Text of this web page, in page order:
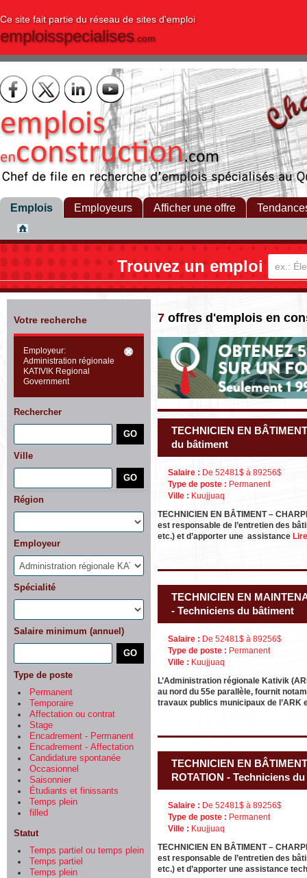
Ce site fait partie du réseau de sites d'emploi
emploisspecialises.com
Emplois Employeurs Afficher une offre
Trouvez un emploi
Votre recherche
Employeur:
Administration régionale
KATIVIK Regional
Government
Rechercher
Ville
Région
Employeur
Spécialité
Salaire minimum (annuel)
Type de poste
Permanent
Temporaire
Affectation ou contrat
Stage
Encadrement - Permanent
Encadrement - Affectation
Candidature spontanée
Occasionnel
Saisonnier
Étudiants et finissants
Temps plein
filled
Statut
Temps partiel ou temps plein
Temps partiel
Temps plein
7 offres d'emplois en
TECHNICIEN EN
du bâtiment
Salaire : De 52481$ à 89256$
Type de poste : Permanent
Ville : Kuujjuaq
TECHNICIEN EN BÂTIMENT –
est responsable de l’entretien des
etc.) et d’apporter une assistance
TECHNICIEN EN
- Techniciens du bâtiment
Salaire : De 52481$ à 89256$
Type de poste : Permanent
Ville : Kuujjuaq
L’Administration régionale Kativik
au nord du 55e parallèle, fournit
travaux publics municipaux de l’ARK
TECHNICIEN EN
ROTATION - Techniciens
Salaire : De 52481$ à 89256$
Type de poste : Permanent
Ville : Kuujjuaq
TECHNICIEN EN BÂTIMENT –
est responsable de l’entretien des
etc.) et d’apporter une assistance